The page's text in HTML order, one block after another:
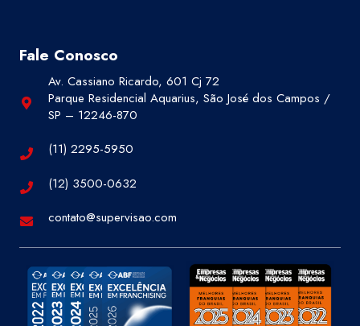
Fale Conosco
Av. Cassiano Ricardo, 601 Cj 72
Parque Residencial Aquarius, São José dos Campos /
SP – 12246-870
(11) 2295-5950
(12) 3500-0632
contato@supervisao.com